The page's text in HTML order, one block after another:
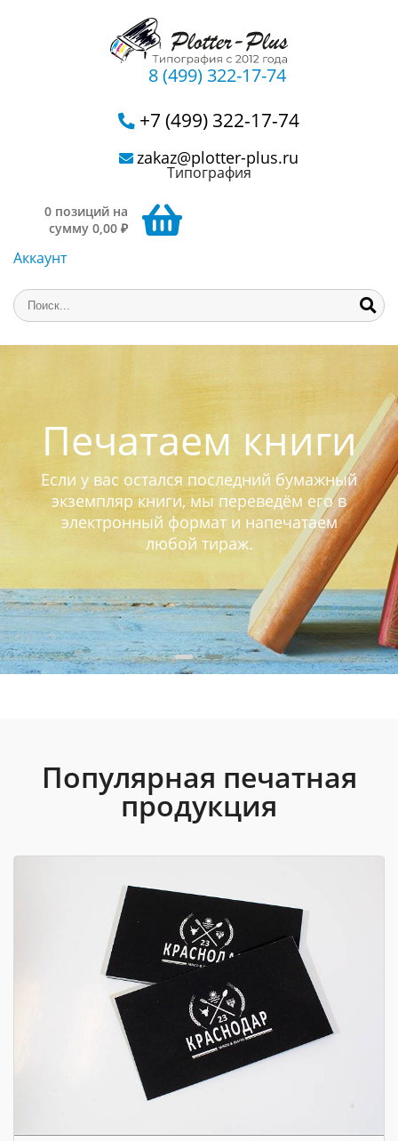
8 (499) 322-17-74
+7 (499) 322-17-74
zakaz@plotter-plus.ru
Типография
0 позиций на
сумму 0,00 ₽
Аккаунт
Печатаем книги
Если у вас остался последний бумажный
экземпляр книги, мы переведём его в
электронный формат и напечатаем
любой тираж.
Популярная печатная
продукция